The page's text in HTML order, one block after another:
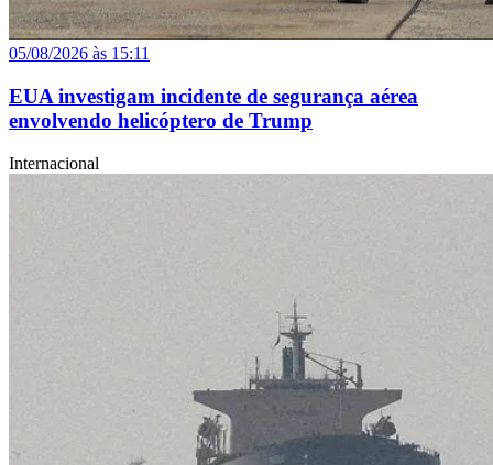
05/08/2026 às 15:11
EUA investigam incidente de segurança aérea
envolvendo helicóptero de Trump
Internacional